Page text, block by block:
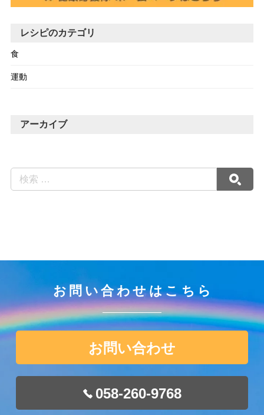
レシピのカテゴリ
食
運動
アーカイブ
お問い合わせはこちら
お問い合わせ
058-260-9768